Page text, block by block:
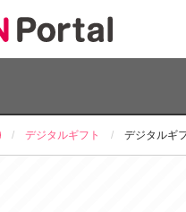
デジタルギフト デジタルギ